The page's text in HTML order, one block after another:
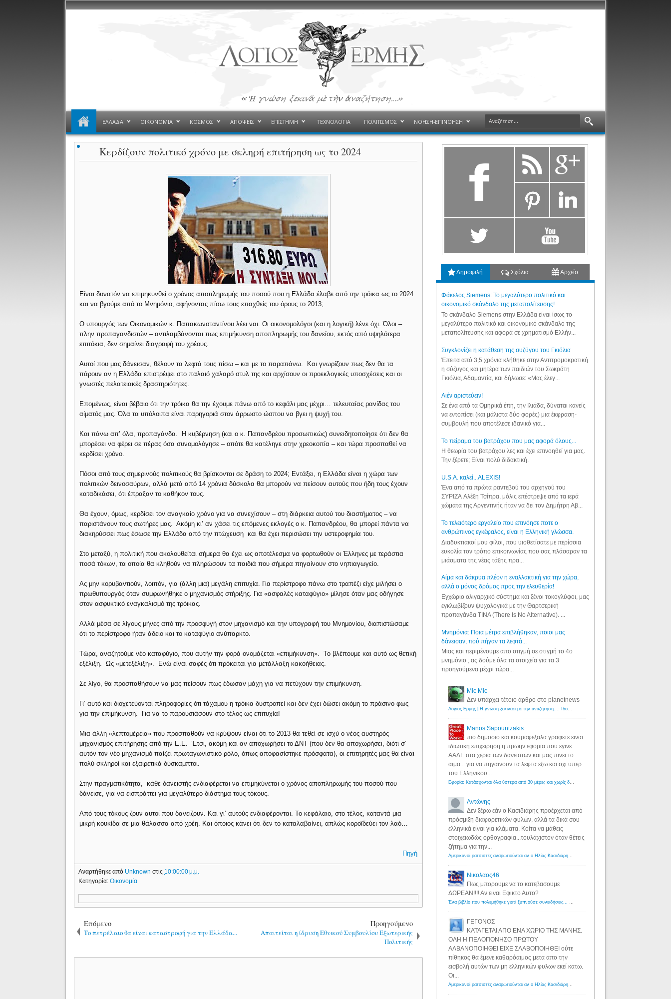
ΕΛΛΑΔΑ ΟΙΚΟΝΟΜΙΑ ΚΟΣΜΟΣ ΑΠΟΨΕΙΣ ΕΠΙΣΤΗΜΗ ΤΕΧΝΟΛΟΓΙΑ ΠΟΛΙΤΙΣΜΟΣ ΝΟΗΣΗ-ΕΠΙΝΟΗΣΗ
Κερδίζουν πολιτικό χρόνο με σκληρή επιτήρηση ως το 2024
Είναι δυνατόν να επιμηκυνθεί ο χρόνος αποπληρωμής του ποσού που η Ελλάδα έλαβε από την τρόικα ως το 2024
και να βγούμε από το Μνημόνιο, αφήνοντας πίσω τους επαχθείς του όρους το 2013;
Ο υπουργός των Οικονομικών κ. Παπακωνσταντίνου λέει ναι. Οι οικονομολόγοι (και η λογική) λένε όχι. Όλοι –
πλην προπαγανδιστών – αντιλαμβάνονται πως επιμήκυνση αποπληρωμής του δανείου, εκτός από υψηλότερα
επιτόκια, δεν σημαίνει διαγραφή του χρέους.
Αυτοί που μας δάνεισαν, θέλουν τα λεφτά τους πίσω – και με το παραπάνω. Και γνωρίζουν πως δεν θα τα
πάρουν αν η Ελλάδα επιστρέψει στο παλαιό χαλαρό στυλ της και αρχίσουν οι προεκλογικές υποσχέσεις και οι
γνωστές πελατειακές δραστηριότητες.
Επομένως, είναι βέβαιο ότι την τρόικα θα την έχουμε πάνω από το κεφάλι μας μέχρι… τελευταίας ρανίδας του
αίματός μας. Όλα τα υπόλοιπα είναι παρηγοριά στον άρρωστο ώσπου να βγει η ψυχή του.
Και πάνω απ’ όλα, προπαγάνδα. Η κυβέρνηση (και ο κ. Παπανδρέου προσωπικώς) συνειδητοποίησε ότι δεν θα
μπορέσει να φέρει σε πέρας όσα συνομολόγησε – οπότε θα κατέληγε στην χρεοκοπία – και τώρα προσπαθεί να
κερδίσει χρόνο.
Πόσοι από τους σημερινούς πολιτικούς θα βρίσκονται σε δράση το 2024; Εντάξει, η Ελλάδα είναι η χώρα των
πολιτικών δεινοσαύρων, αλλά μετά από 14 χρόνια δύσκολα θα μπορούν να πείσουν αυτούς που ήδη τους έχουν
καταδικάσει, ότι έπραξαν το καθήκον τους.
Θα έχουν, όμως, κερδίσει τον αναγκαίο χρόνο για να συνεχίσουν – στη διάρκεια αυτού του διαστήματος – να
παριστάνουν τους σωτήρες μας. Ακόμη κι’ αν χάσει τις επόμενες εκλογές ο κ. Παπανδρέου, θα μπορεί πάντα να
διακηρύσσει πως έσωσε την Ελλάδα από την πτώχευση και θα έχει περισώσει την υστεροφημία του.
Στο μεταξύ, η πολιτική που ακολουθείται σήμερα θα έχει ως αποτέλεσμα να φορτωθούν οι Έλληνες με τεράστια
ποσά τόκων, τα οποία θα κληθούν να πληρώσουν τα παιδιά που σήμερα πηγαίνουν στο νηπιαγωγείο.
Ας μην κορυβαντιούν, λοιπόν, για (άλλη μια) μεγάλη επιτυχία. Για περίστροφο πάνω στο τραπέζι είχε μιλήσει ο
πρωθυπουργός όταν συμφωνήθηκε ο μηχανισμός στήριξης. Για «ασφαλές καταφύγιο» μίλησε όταν μας οδήγησε
στον ασφυκτικό εναγκαλισμό της τρόικας.
Αλλά μέσα σε λίγους μήνες από την προσφυγή στον μηχανισμό και την υπογραφή του Μνημονίου, διαπιστώσαμε
ότι το περίστροφο ήταν άδειο και το καταφύγιο ανύπαρκτο.
Τώρα, αναζητούμε νέο καταφύγιο, που αυτήν την φορά ονομάζεται «επιμήκυνση». Το βλέπουμε και αυτό ως θετική
εξέλιξη. Ως «μετεξέλιξη». Ενώ είναι σαφές ότι πρόκειται για μετάλλαξη κακοήθειας.
Σε λίγο, θα προσπαθήσουν να μας πείσουν πως έδωσαν μάχη για να πετύχουν την επιμήκυνση.
Γι’ αυτό και διοχετεύονται πληροφορίες ότι τάχαμου η τρόικα δυστροπεί και δεν έχει δώσει ακόμη το πράσινο φως
για την επιμήκυνση. Για να το παρουσιάσουν στο τέλος ως επιτυχία!
Μια άλλη «λεπτομέρεια» που προσπαθούν να κρύψουν είναι ότι το 2013 θα τεθεί σε ισχύ ο νέος αυστηρός
μηχανισμός επιτήρησης από την Ε.Ε. Έτσι, ακόμη και αν αποχωρήσει το ΔΝΤ (που δεν θα αποχωρήσει, διότι σ’
αυτόν τον νέο μηχανισμό παίζει πρωταγωνιστικό ρόλο, όπως αποφασίστηκε πρόσφατα), οι επιτηρητές μας θα είναι
πολύ σκληροί και εξαιρετικά δύσκαμπτοι.
Στην πραγματικότητα, κάθε δανειστής ενδιαφέρεται να επιμηκύνεται ο χρόνος αποπληρωμής του ποσού που
δάνεισε, για να εισπράττει για μεγαλύτερο διάστημα τους τόκους.
Από τους τόκους ζουν αυτοί που δανείζουν. Και γι’ αυτούς ενδιαφέρονται. Το κεφάλαιο, στο τέλος, καταντά μια
μικρή κουκίδα σε μια θάλασσα από χρέη. Και όποιος κάνει ότι δεν το καταλαβαίνει, απλώς κοροϊδεύει τον λαό…
Πηγή
Αναρτήθηκε από Unknownστις 10:00:00 μ.μ.
Κατηγορία:Οικονομία
Επόμενο
Το πετρέλαιο θα είναι καταστροφή για την Ελλάδα...
Προηγούμενο
Απαιτείται η ίδρυση Εθνικού Συμβουλίου Εξωτερικής
Πολιτικής
Δημοφιλή Σχόλια Αρχείο
Φάκελος Siemens: Το μεγαλύτερο πολιτικό και
οικονομικό σκάνδαλο της μεταπολίτευσης!
Το σκάνδαλο Siemens στην Ελλάδα είναι ίσως το
μεγαλύτερο πολιτικό και οικονομικό σκάνδαλο της
μεταπολίτευσης και αφορά σε χρηματισμό Ελλήν...
Συγκλονίζει η κατάθεση της συζύγου του Γκιόλια
Έπειτα από 3,5 χρόνια κλήθηκε στην Αντιτρομοκρατική
η σύζυγος και μητέρα των παιδιών του Σωκράτη
Γκιόλια, Αδαμαντία, και δήλωσε: «Μας έλεγ...
Aιέν αριστεύειν!
Σε ένα από τα Ομηρικά έπη, την Ιλιάδα, δύναται κανείς
να εντοπίσει (και μάλιστα δύο φορές) μια έκφραση-
συμβουλή που αποτέλεσε ιδανικό για...
Το πείραμα του βατράχου που μας αφορά όλους...
Η θεωρία του βατράχου λες και έχει επινοηθεί για μας.
Την ξέρετε; Είναι πολύ διδακτική.
U.S.A. καλεί...ALEXIS!
Ένα από τα πρώτα ραντεβού του αρχηγού του
ΣΥΡΙΖΑ Αλέξη Τσίπρα, μόλις επέστρεψε από τα ιερά
χώματα της Αργεντινής ήταν να δει τον Δημήτρη Αβ...
Το τελειότερο εργαλείο που επινόησε ποτε ο
ανθρώπινος εγκέφαλος, είναι η Ελληνική γλώσσα.
Διαδυκτιακοί μου φίλοι, που υιοθετίσατε με περίσσια
ευκολία τον τρόπο επικοινωνίας που σας πλάσαραν τα
μιάσματα της νέας τάξης πρα...
Αίμα και δάκρυα πλέον η εναλλακτική για την χώρα,
αλλά ο μόνος δρόμος προς την ελευθερία!
Εγχώριο ολιγαρχικό σύστημα και ξένοι τοκογλύφοι, μας
εγκλωβίζουν ψυχολογικά με την Θαρτσερική
προπαγάνδα TINA (There Is No Alternative). ...
Μνημόνια: Ποια μέτρα επιβλήθηκαν, ποιοι μας
δάνεισαν, πού πήγαν τα λεφτά...
Μιας και περιμένουμε απο στιγμή σε στιγμή το 4ο
μνημόνιο , ας δούμε όλα τα στοιχεία για τα 3
προηγούμενα μέχρι τώρα...
Mic Mic
Δεν υπάρχει τέτοιο άρθρο στο planetnews
Λόγιος Ερμής | Η γνώση ξεκινάει με την αναζήτηση...: Ιδού οι 18 που χρωστούν 11 δις ευρώ!
Manos Sapountzakis
πιο δημοσιο και κουραφεξαλα γραφετε ειναι
ιδιωτικη επιχειρηση η πρωην εφορια που εγινε
ΑΑΔΕ στα χερια των δανειστων και μας πινει το
αιμα... για να πηγαινουν τα λεφτα εξω και οχι υπερ
του Ελληνικου...
Εφορία: Κατάσχονται όλα ύστερα από 30 μέρες και χωρίς δικαστικές αποφάσεις - Λόγιος Ερμής
Αντώνης
Δεν ξέρω εάν ο Κασιδιάρης προέρχεται από
πρόσμιξη διαφορετικών φυλών, αλλά τα δικά σου
ελληνικά είναι για κλάματα. Κοίτα να μάθεις
στοιχειωδώς ορθογραφία...τουλάχιστον όταν θέτεις
ζήτημα για την...
Αμερικανοί ρατσιστές αναρωτιούνται αν ο Ηλίας Κασιδιάρης ανήκει στη λευκή φυλή... - Λόγιος Ερμής
Νικολαος46
Πως μπορουμε να το κατεβασουμε
ΔΩΡΕΑΝ!!!! Αν ειναι Εφικτο Αυτο?
Ένα βιβλίο που πολεμήθηκε γιατί ξυπνούσε συνειδήσεις... - Λόγιος Ερμής | Η γνώση ξεκινάει με την αναζήτηση...
ΓΕΓΟΝΟΣ
ΚΑΤΑΓΕΤΑΙ ΑΠΟ ΕΝΑ ΧΩΡΙΟ ΤΗΣ ΜΑΝΗΣ.
ΟΛΗ Η ΠΕΛΟΠΟΝΗΣΟ ΠΡΩΤΟΥ
ΑΛΒΑΝΟΠΟΙΗΘΕΙ ΕΙΧΕ ΣΛΑΒΟΠΟΙΗΘΕΙ ούτε
πίθηκος θα έμενε καθαρόαιμος μετα απο την
εισβολή αυτών των μη ελληνικών φυλων εκεί κατω.
Οι...
Αμερικανοί ρατσιστές αναρωτιούνται αν ο Ηλίας Κασιδιάρης ανήκει στη λευκή φυλή... - Λόγιος Ερμής